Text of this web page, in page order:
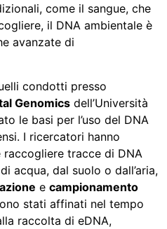
come il sangue, che
il DNA ambientale è
avanzate di
condotti presso
Genomics dell’Università
le basi per l’uso del DNA
I ricercatori hanno
tracce di DNA
acqua, dal suolo o dall’aria,
e campionamento
stati affinati nel tempo
raccolta di eDNA,